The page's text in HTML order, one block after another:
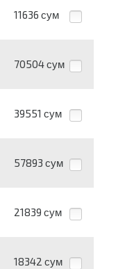
11636 сум
70504 сум
39551 сум
57893 сум
21839 сум
18342 сум